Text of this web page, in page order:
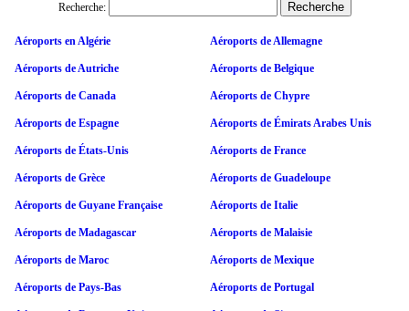
Recherche:
Aéroports en Algérie Aéroports de Allemagne
Aéroports de Autriche Aéroports de Belgique
Aéroports de Canada Aéroports de Chypre
Aéroports de Espagne Aéroports de Émirats Arabes Unis
Aéroports de États-Unis Aéroports de France
Aéroports de Grèce Aéroports de Guadeloupe
Aéroports de Guyane Française Aéroports de Italie
Aéroports de Madagascar Aéroports de Malaisie
Aéroports de Maroc Aéroports de Mexique
Aéroports de Pays-Bas Aéroports de Portugal